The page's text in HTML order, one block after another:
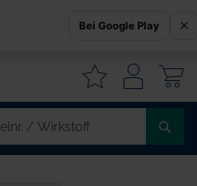
Bei Google Play